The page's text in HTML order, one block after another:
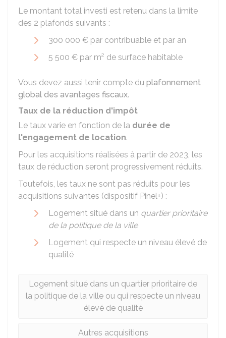
Le montant total investi est retenu dans la limite
des 2 plafonds suivants :
300 000 € par contribuable et par an
5 500 € par m² de surface habitable
Vous devez aussi tenir compte du plafonnement
global des avantages fiscaux.
Taux de la réduction d'impôt
Le taux varie en fonction de la durée de
l'engagement de location.
Pour les acquisitions réalisées à partir de 2023, les
taux de réduction seront progressivement réduits.
Toutefois, les taux ne sont pas réduits pour les
acquisitions suivantes (dispositif Pinel+) :
Logement situé dans un quartier prioritaire
de la politique de la ville
Logement qui respecte un niveau élevé de
qualité
Logement situé dans un quartier prioritaire de
la politique de la ville ou qui respecte un niveau
élevé de qualité
Autres acquisitions